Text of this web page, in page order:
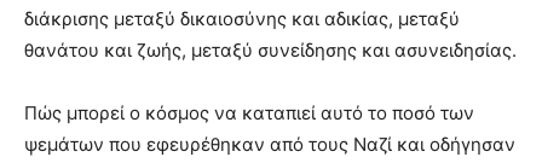
διάκρισης μεταξύ δικαιοσύνης και αδικίας, μεταξύ
θανάτου και ζωής, μεταξύ συνείδησης και ασυνειδησίας.
Πώς μπορεί ο κόσμος να καταπιεί αυτό το ποσό των
ψεμάτων που εφευρέθηκαν από τους Ναζί και οδήγησαν